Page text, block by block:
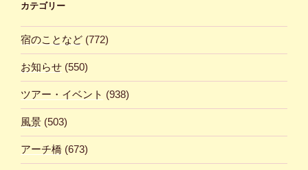
カテゴリー
宿のことなど (772)
お知らせ (550)
ツアー・イベント (938)
風景 (503)
アーチ橋 (673)